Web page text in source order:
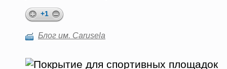
+1
Блог им. Carusela